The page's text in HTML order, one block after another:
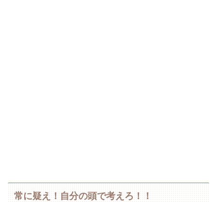
常に疑え！自分の頭で考えろ！！